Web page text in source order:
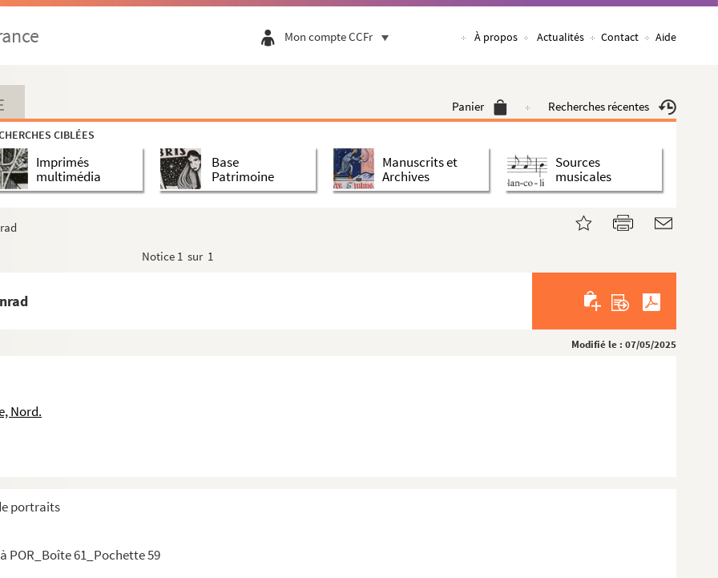
Mon compte CCFr À propos Actualités Contact Aide
Panier Recherches récentes
CIBLÉES
Imprimés
multimédia
Base
Patrimoine
Manuscrits et
Archives
Sources
musicales
Notice 1 sur 1
Modifié le : 07/05/2025
Nord.
portraits
POR_Boîte 61_Pochette 59
par A
par B
par C
par D
par E
par F
par H
par K
par N
par O
par P
par R
par S
par U